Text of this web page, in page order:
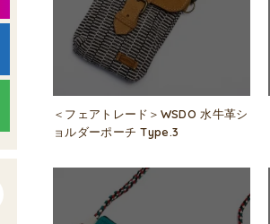
＜フェアトレード＞WSDO 水牛革シ
ョルダーポーチ Type.3